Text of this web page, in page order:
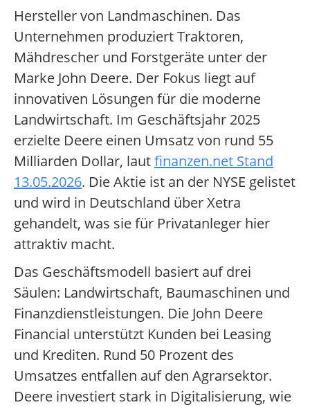
Hersteller von Landmaschinen. Das
Unternehmen produziert Traktoren,
Mähdrescher und Forstgeräte unter der
Marke John Deere. Der Fokus liegt auf
innovativen Lösungen für die moderne
Landwirtschaft. Im Geschäftsjahr 2025
erzielte Deere einen Umsatz von rund 55
Milliarden Dollar, lautfinanzen.net Stand
13.05.2026. Die Aktie ist an der NYSE gelistet
und wird in Deutschland über Xetra
gehandelt, was sie für Privatanleger hier
attraktiv macht.
Das Geschäftsmodell basiert auf drei
Säulen: Landwirtschaft, Baumaschinen und
Finanzdienstleistungen. Die John Deere
Financial unterstützt Kunden bei Leasing
und Krediten. Rund 50 Prozent des
Umsatzes entfallen auf den Agrarsektor.
Deere investiert stark in Digitalisierung, wie